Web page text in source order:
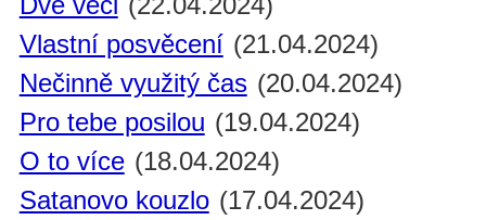
Vlastní posvěcení (21.04.2024)
Nečinně využitý čas (20.04.2024)
Pro tebe posilou (19.04.2024)
O to více (18.04.2024)
Satanovo kouzlo (17.04.2024)